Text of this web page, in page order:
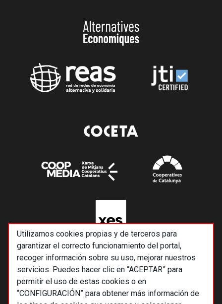
Utilizamos cookies propias y de terceros para
garantizar el correcto funcionamiento del portal,
recoger información sobre su uso, mejorar nuestros
servicios. Puedes hacer clic en “ACEPTAR” para
permitir el uso de estas cookies o en
“CONFIGURACIÓN” para obtener más información de